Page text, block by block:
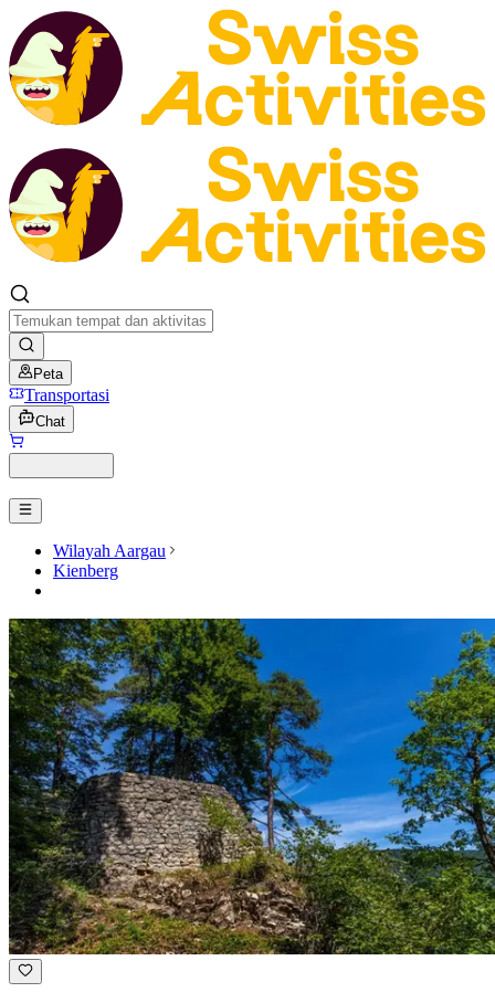
Peta
Transportasi
Chat
Wilayah Aargau
Kienberg